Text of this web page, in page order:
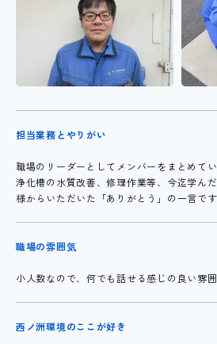
担当業務とやりがい
職場のリーダーとしてメンバーをまとめてい
浄化槽の水質改善、修理作業等、今迄学ん
様からいただいた「ありがとう」の一言です
職場の雰囲気
小人数なので、何でも話せる感じの良い雰囲
西ノ洲環境のここが好き